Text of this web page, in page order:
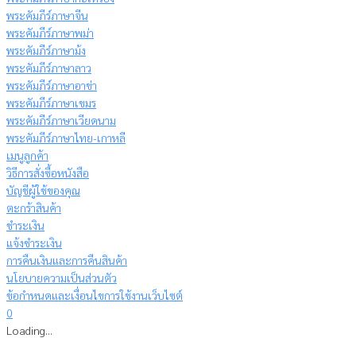
พระคัมภีร์ภาษาจีน
พระคัมภีร์ภาษาพม่า
พระคัมภีร์ภาษาม้ง
พระคัมภีร์ภาษาลาว
พระคัมภีร์ภาษาอาข่า
พระคัมภีร์ภาษาเขมร
พระคัมภีร์ภาษาเวียดนาม
พระคัมภีร์ภาษาไทย-เกาหลี
เมนูลูกค้า
วิธีการสั่งซื้อหนังสือ
บัญชีผู้ใช้ของคุณ
ตะกร้าสินค้า
ชำระเงิน
แจ้งชำระเงิน
การคืนเงินและการคืนสินค้า
นโยบายความเป็นส่วนตัว
ข้อกำหนดและเงื่อนไขการใช้งานเว็บไซต์
0
Loading...